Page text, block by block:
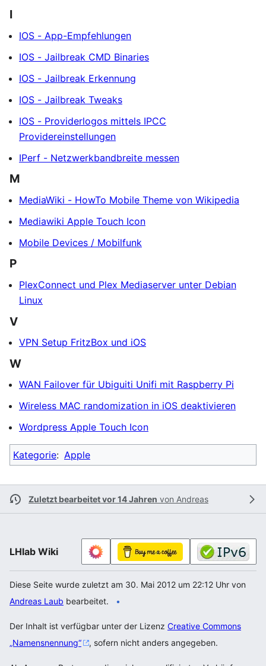
I
IOS - App-Empfehlungen
IOS - Jailbreak CMD Binaries
IOS - Jailbreak Erkennung
IOS - Jailbreak Tweaks
IOS - Providerlogos mittels IPCC
Providereinstellungen
IPerf - Netzwerkbandbreite messen
M
MediaWiki - HowTo Mobile Theme von Wikipedia
Mediawiki Apple Touch Icon
Mobile Devices / Mobilfunk
P
PlexConnect und Plex Mediaserver unter Debian
Linux
V
VPN Setup FritzBox und iOS
W
WAN Failover für Ubiguiti Unifi mit Raspberry Pi
Wireless MAC randomization in iOS deaktivieren
Wordpress Apple Touch Icon
Kategorie: Apple
Zuletzt bearbeitet vor 14 Jahren von Andreas
LHlab Wiki
Diese Seite wurde zuletzt am 30. Mai 2012 um 22:12 Uhr von
Andreas Laub bearbeitet.
Der Inhalt ist verfügbar unter der Lizenz Creative Commons
„Namensnennung“
, sofern nicht anders angegeben.